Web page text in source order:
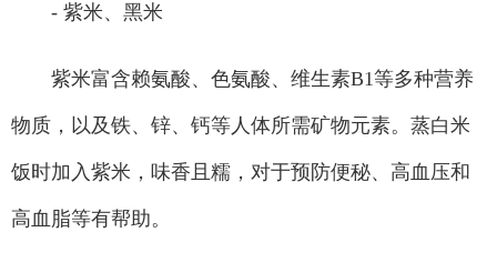
- 紫米、黑米
紫米富含赖氨酸、色氨酸、维生素B1等多种营养
物质，以及铁、锌、钙等人体所需矿物元素。蒸白米
饭时加入紫米，味香且糯，对于预防便秘、高血压和
高血脂等有帮助。